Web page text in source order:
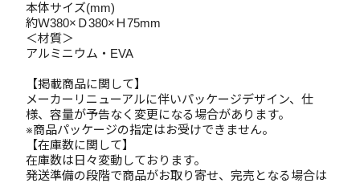
本体サイズ(mm)
約Ｗ380×Ｄ380×Ｈ75mm
＜材質＞
アルミニウム・EVA
【掲載商品に関して】
メーカーリニューアルに伴いパッケージデザイン、仕
様、容量が予告なく変更になる場合があります。
※商品パッケージの指定はお受けできません。
【在庫数に関して】
在庫数は日々変動しております。
発送準備の段階で商品がお取り寄せ、完売となる場合は